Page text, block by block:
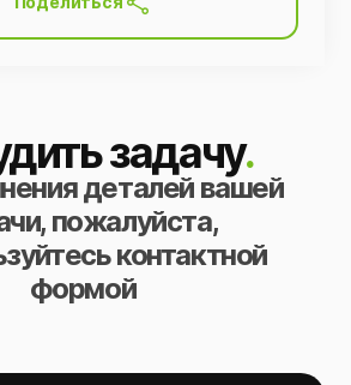
задачу.
деталей вашей
пожалуйста,
контактной
формой